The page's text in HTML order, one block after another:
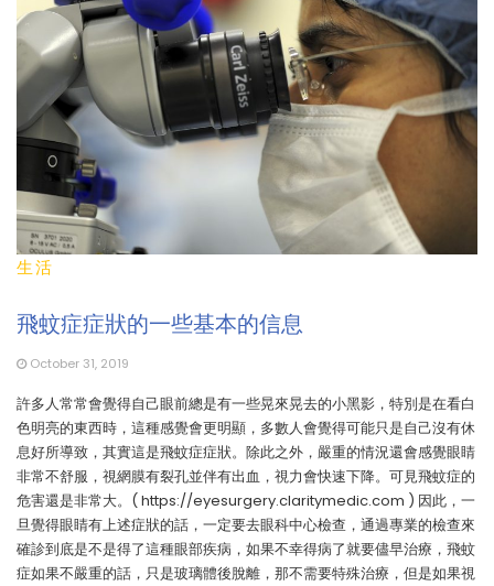
生活
飛蚊症症狀的一些基本的信息
October 31, 2019
許多人常常會覺得自己眼前總是有一些晃來晃去的小黑影，特別是在看白
色明亮的東西時，這種感覺會更明顯，多數人會覺得可能只是自己沒有休
息好所導致，其實這是飛蚊症症狀。除此之外，嚴重的情況還會感覺眼睛
非常不舒服，視網膜有裂孔並伴有出血，視力會快速下降。可見飛蚊症的
危害還是非常大。( https://eyesurgery.claritymedic.com ) 因此，一
旦覺得眼睛有上述症狀的話，一定要去眼科中心檢查，通過專業的檢查來
確診到底是不是得了這種眼部疾病，如果不幸得病了就要儘早治療，飛蚊
症如果不嚴重的話，只是玻璃體後脫離，那不需要特殊治療，但是如果視